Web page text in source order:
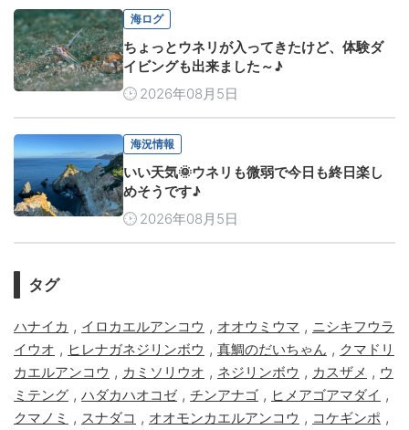
海ログ
ちょっとウネリが入ってきたけど、体験ダ
イビングも出来ました～♪
2026年08月5日
海況情報
いい天気🌞ウネリも微弱で今日も終日楽し
めそうです♪
2026年08月5日
タグ
ハナイカ , イロカエルアンコウ , オオウミウマ , ニシキフウラ
イウオ , ヒレナガネジリンボウ , 真鯛のだいちゃん , クマドリ
カエルアンコウ , カミソリウオ , ネジリンボウ , カスザメ , ウ
ミテング , ハダカハオコゼ, チンアナゴ , ヒメアゴアマダイ ,
クマノミ , スナダコ , オオモンカエルアンコウ , コケギンポ ,